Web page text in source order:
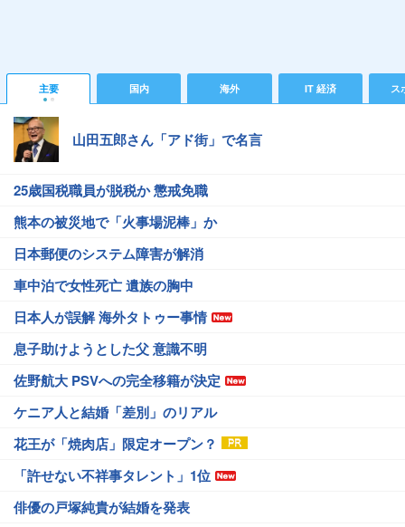
主要 国内 海外 IT 経済 ス
山田五郎さん「アド街」で名言
25歳国税職員が脱税か 懲戒免職
熊本の被災地で「火事場泥棒」か
日本郵便のシステム障害が解消
車中泊で女性死亡 遺族の胸中
日本人が誤解 海外タトゥー事情
息子助けようとした父 意識不明
佐野航大 PSVへの完全移籍が決定
ケニア人と結婚「差別」のリアル
花王が「焼肉店」限定オープン？
「許せない不祥事タレント」1位
俳優の戸塚純貴が結婚を発表